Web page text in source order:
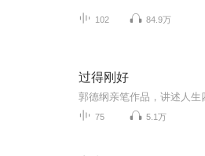
102 84.9万
过得刚好
75 5.1万